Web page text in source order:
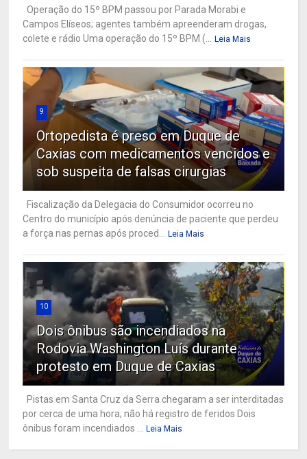
Operação do 15º BPM passou por Parada Morabi e
Campos Elíseos; agentes também apreenderam drogas,
colete e rádio Uma operação do 15º BPM (...
Leia Mais
9
Ortopedista é preso em Duque de
Caxias com medicamentos vencidos e
sob suspeita de falsas cirurgias
Fiscalização da Delegacia do Consumidor ocorreu no
Centro do município após denúncia de paciente que perdeu
a força nas pernas após proced...
Leia Mais
10
Dois ônibus são incendiados na
Rodovia Washington Luís durante
protesto em Duque de Caxias
Pistas em Santa Cruz da Serra chegaram a ser interditadas
por cerca de uma hora; não há registro de feridos Dois
ônibus foram incendiados ...
Leia Mais